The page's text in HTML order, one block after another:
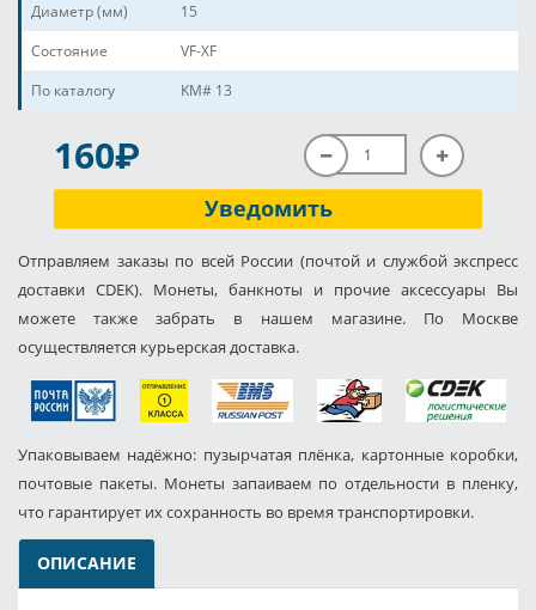
Диаметр (мм)
15
Состояние
VF-XF
По каталогу
KM# 13
160P
Уведомить
Отправляем заказы по всей России (почтой и службой экспресс
доставки CDEK). Монеты, банкноты и прочие аксессуары Вы
можете также забрать в нашем магазине. По Москве
осуществляется курьерская доставка.
Упаковываем надёжно: пузырчатая плёнка, картонные коробки,
почтовые пакеты. Монеты запаиваем по отдельности в пленку,
что гарантирует их сохранность во время транспортировки.
ОПИСАНИЕ